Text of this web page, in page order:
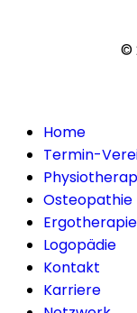
©
Home
Termin-
Osteopathie
Ergotherapie
Logopädie
Kontakt
Karriere